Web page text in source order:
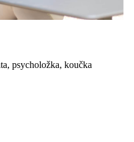
psycholožka, koučka